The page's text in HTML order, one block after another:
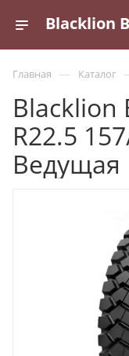
Главная — Каталог
Blacklion
R22.5
Ведущая